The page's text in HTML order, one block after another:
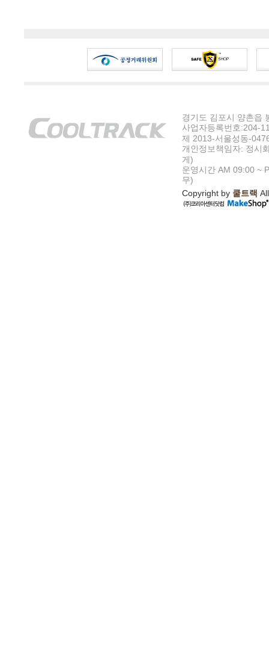
경기도 김포시 양촌읍
사업자등록번호:204-
제 2013-서울성동-
개인정보책임자: 정시
게)
운영시간 AM 09:00 ~
무)
Copyright by 쿨트랙